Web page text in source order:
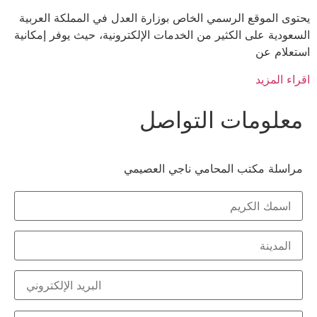
الموقع الرسمي الخاص بوزارة العدل في المملكة العربية
على الكثير من الخدمات الإلكترونية، حيث يوفر إمكانية
عن
المزيد
التواصل
مكتب المحامي ناجي العصيمي